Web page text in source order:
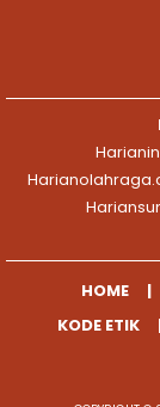
HOME
KODE ETIK